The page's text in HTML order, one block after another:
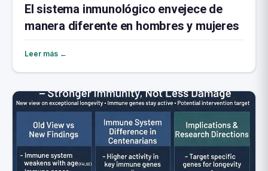
El sistema inmunológico envejece de
manera diferente en hombres y mujeres
Leer más ←